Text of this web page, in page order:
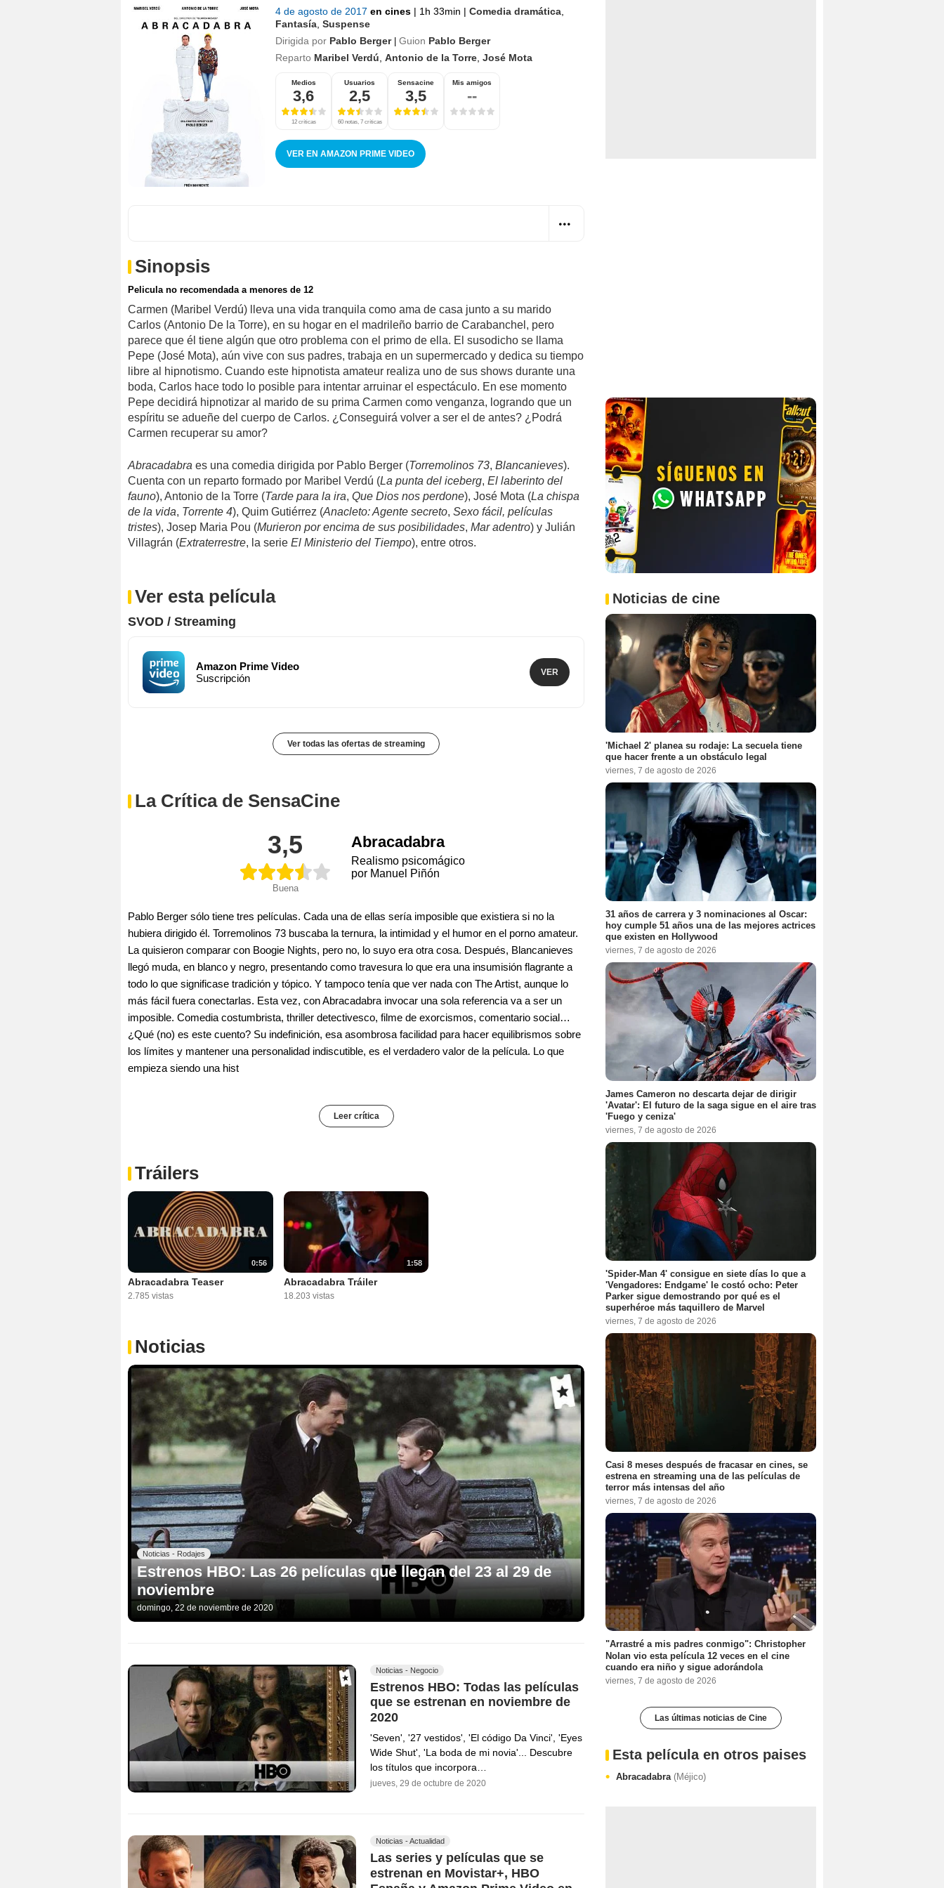
4 de agosto de 2017 en cines | 1h 33min | Comedia dramática
Fantasía Suspense
Dirigida por Pablo Berger | Guion Pablo Berger
Reparto Maribel Verdú Antonio de la Torre José Mota
Medios
3,6
12 críticas
Usuarios
2,5
60 notas, 7 críticas
Sensacine
3,5
Mis amigos
--
VER EN AMAZON PRIME VIDEO
Sinopsis
Pelicula no recomendada a menores de 12
Carmen (Maribel Verdú) lleva una vida tranquila como ama de casa junto a su marido
Carlos (Antonio De la Torre), en su hogar en el madrileño barrio de Carabanchel, pero
parece que él tiene algún que otro problema con el primo de ella. El susodicho se llama
Pepe (José Mota), aún vive con sus padres, trabaja en un supermercado y dedica su tiempo
libre al hipnotismo. Cuando este hipnotista amateur realiza uno de sus shows durante una
boda, Carlos hace todo lo posible para intentar arruinar el espectáculo. En ese momento
Pepe decidirá hipnotizar al marido de su prima Carmen como venganza, logrando que un
espíritu se adueñe del cuerpo de Carlos. ¿Conseguirá volver a ser el de antes? ¿Podrá
Carmen recuperar su amor?
Abracadabra es una comedia dirigida por Pablo Berger (Torremolinos 73, Blancanieves).
Cuenta con un reparto formado por Maribel Verdú (La punta del iceberg, El laberinto del
fauno), Antonio de la Torre (Tarde para la ira, Que Dios nos perdone), José Mota (La chispa
de la vida, Torrente 4), Quim Gutiérrez (Anacleto: Agente secreto, Sexo fácil, películas
tristes), Josep Maria Pou (Murieron por encima de sus posibilidades, Mar adentro) y Julián
Villagrán (Extraterrestre, la serie El Ministerio del Tiempo), entre otros.
Ver esta película
SVOD / Streaming
Amazon Prime Video
Suscripción
VER
Ver todas las ofertas de streaming
La Crítica de SensaCine
3,5
Buena
Abracadabra
Realismo psicomágico
por Manuel Piñón
Pablo Berger sólo tiene tres películas. Cada una de ellas sería imposible que existiera si no la
hubiera dirigido él. Torremolinos 73 buscaba la ternura, la intimidad y el humor en el porno amateur.
La quisieron comparar con Boogie Nights, pero no, lo suyo era otra cosa. Después, Blancanieves
llegó muda, en blanco y negro, presentando como travesura lo que era una insumisión flagrante a
todo lo que significase tradición y tópico. Y tampoco tenía que ver nada con The Artist, aunque lo
más fácil fuera conectarlas. Esta vez, con Abracadabra invocar una sola referencia va a ser un
imposible. Comedia costumbrista, thriller detectivesco, filme de exorcismos, comentario social…
¿Qué (no) es este cuento? Su indefinición, esa asombrosa facilidad para hacer equilibrismos sobre
los límites y mantener una personalidad indiscutible, es el verdadero valor de la película. Lo que
empieza siendo una hist
Leer crítica
Tráilers
0:56
Abracadabra Teaser
2.785 vistas
1:58
Abracadabra Tráiler
18.203 vistas
Noticias
Noticias - Rodajes
Estrenos HBO: Las 26 películas que llegan del 23 al 29 de
noviembre
domingo, 22 de noviembre de 2020
Noticias - Negocio
Estrenos HBO: Todas las películas
que se estrenan en noviembre de
2020
'Seven', '27 vestidos', 'El código Da Vinci', 'Eyes
Wide Shut', 'La boda de mi novia'... Descubre
los títulos que incorpora…
jueves, 29 de octubre de 2020
Noticias - Actualidad
Las series y películas que se
estrenan en Movistar+, HBO
Noticias de cine
'Michael 2' planea su rodaje: La secuela tiene
que hacer frente a un obstáculo legal
viernes, 7 de agosto de 2026
31 años de carrera y 3 nominaciones al Oscar:
hoy cumple 51 años una de las mejores actrices
que existen en Hollywood
viernes, 7 de agosto de 2026
James Cameron no descarta dejar de dirigir
'Avatar': El futuro de la saga sigue en el aire tras
'Fuego y ceniza'
viernes, 7 de agosto de 2026
'Spider-Man 4' consigue en siete días lo que a
'Vengadores: Endgame' le costó ocho: Peter
Parker sigue demostrando por qué es el
superhéroe más taquillero de Marvel
viernes, 7 de agosto de 2026
Casi 8 meses después de fracasar en cines, se
estrena en streaming una de las películas de
terror más intensas del año
viernes, 7 de agosto de 2026
"Arrastré a mis padres conmigo": Christopher
Nolan vio esta película 12 veces en el cine
cuando era niño y sigue adorándola
viernes, 7 de agosto de 2026
Las últimas noticias de Cine
Esta película en otros paises
Abracadabra (Méjico)